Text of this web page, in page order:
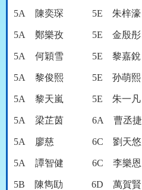
5A 陳奕琛 5E 朱梓濠
5A 鄭樂孜 5E 金殷彤
5A 何穎雪 5E 黎嘉銳
5A 黎俊熙 5E 孙萌熙
5A 黎天嵐 5E 朱一凡
5A 梁芷茵 6A 曹丞捷
5A 廖慈 6C 劉天悠
5A 譚智健 6C 李樂恩
5B 陳雋劻 6D 萬賀賢